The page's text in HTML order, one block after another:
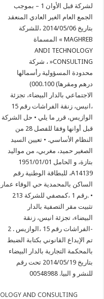
لشركة قبل الأوان 1 – بموجب
الجمع العام الغير العادي المنعقد
بتاريخ 2014/05/06 ،للشركة
المسماة « MAGHREB
ANDI TECHNOLOGY
شركة ، »CONSULTING
محدودة المسؤولية رأسمالها
(000.100 (درهم ومقرها
الاجتماعي بالدار البيضاء، تجزئة
انيس، زنقة الفراشات رقم 15،
الوازيس، قرر ما يلي • حل الشركة
قبل أوانها وفقا للفصل 28 من
النظام الأساسي. • تعيين السيد
الصغير حميد، مغربي، من مواليد
1951/01/01 بتازة، و الحامل
للبطاقة الوطنية رقم ،A14139
الساكن بالمحمدية حي الوفاء
213 رقم 1 ،كمصفي للشركة. •
تثبيت مقر التصفية بالدار
البيضاء، تجزئة انيس، زنقة
الفراشات رقم 15 ،الوازيس . 2-
تم الإيداع القانوني بكتابة الضبط
بالمحكمة التجارية بالدار البيضاء
بتاريخ 2014/05/19 تحت رقم
00548988 .للنشر و البيا
AND CONSULTING